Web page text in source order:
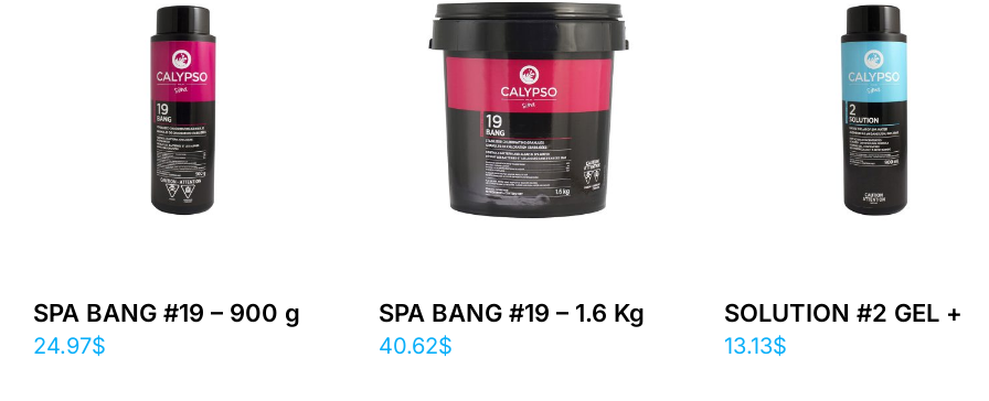
SPA BANG #19 – 900 g
24.97$
SPA BANG #19 – 1.6 Kg
40.62$
SOLUTION #2 GEL +
13.13$